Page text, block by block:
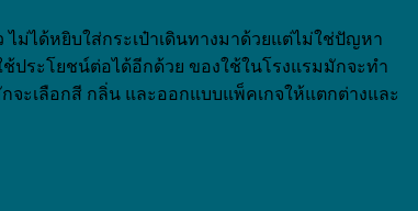
ม่ได้หยิบใส่กระเป๋าเดินทางมาด้วยแต่ไม่ใช่ปัญหา
ประโยชน์ต่อได้อีกด้วย ของใช้ในโรงแรมมักจะทำ
ะเลือกสี กลิ่น และออกแบบแพ็คเกจให้แตกต่างและ